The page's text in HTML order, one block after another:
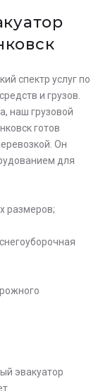
спектр услуг по
и грузов.
наш грузовой
готов
Он
для
размеров;
эвакуатор